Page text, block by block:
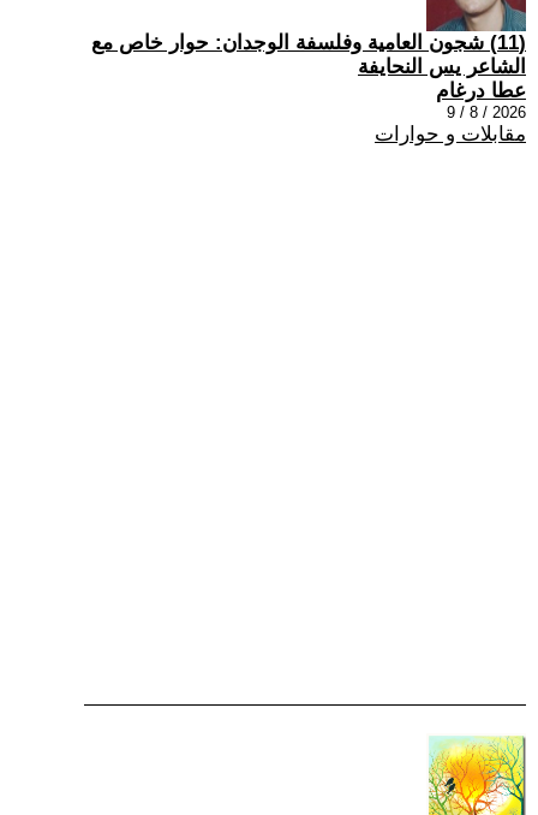
(11) شجون العامية وفلسفة الوجدان: حوار خاص مع
الشاعر يس النحايفة
عطا درغام
2026 / 8 / 9
مقابلات و حوارات